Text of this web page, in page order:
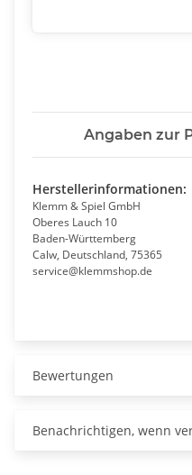
Angaben zur
Herstellerinformationen:
Klemm & Spiel GmbH
Oberes Lauch 10
Baden-Württemberg
Calw, Deutschland, 75365
service@klemmshop.de
Bewertungen
Benachrichtigen, wenn